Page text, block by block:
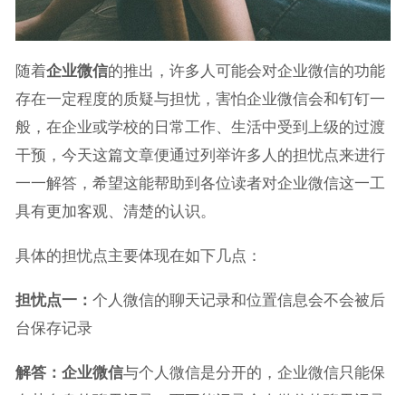
随着企业微信的推出，许多人可能会对企业微信的功能
存在一定程度的质疑与担忧，害怕企业微信会和钉钉一
般，在企业或学校的日常工作、生活中受到上级的过渡
干预，今天这篇文章便通过列举许多人的担忧点来进行
一一解答，希望这能帮助到各位读者对企业微信这一工
具有更加客观、清楚的认识。
具体的担忧点主要体现在如下几点：
担忧点一： 个人微信的聊天记录和位置信息会不会被后
台保存记录
解答： 企业微信与个人微信是分开的，企业微信只能保